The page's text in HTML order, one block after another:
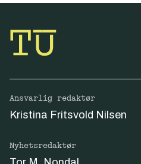
Ansvarlig redaktør
Kristina Fritsvold Nilsen
Nyhetsredaktør